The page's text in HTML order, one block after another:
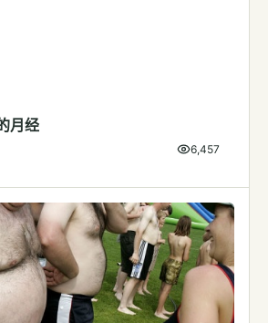
月经
6,457